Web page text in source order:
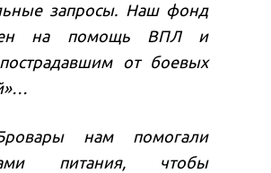
запросы. Наш фонд
на помощь ВПЛ и
от боевых
нам помогали
питания, чтобы